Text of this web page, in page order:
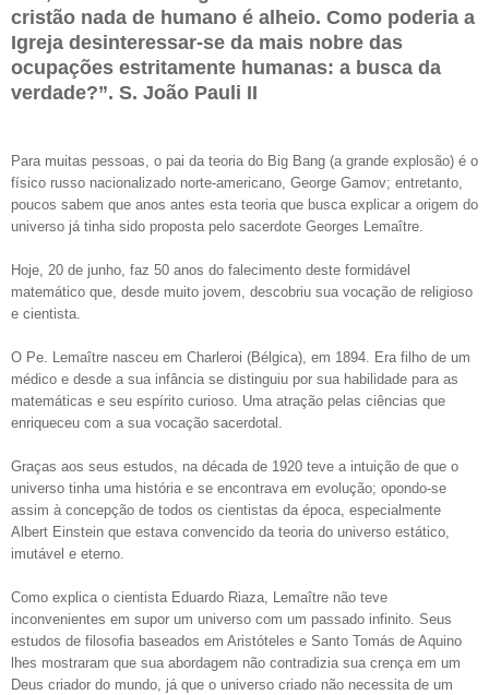
cristão nada de humano é alheio. Como poderia a
Igreja desinteressar-se da mais nobre das
ocupações estritamente humanas: a busca da
verdade?”. S. João Pauli II
Para muitas pessoas, o pai da teoria do Big Bang (a grande explosão) é o
físico russo nacionalizado norte-americano, George Gamov; entretanto,
poucos sabem que anos antes esta teoria que busca explicar a origem do
universo já tinha sido proposta pelo sacerdote Georges Lemaître.
Hoje, 20 de junho, faz 50 anos do falecimento deste formidável
matemático que, desde muito jovem, descobriu sua vocação de religioso
e cientista.
O Pe. Lemaître nasceu em Charleroi (Bélgica), em 1894. Era filho de um
médico e desde a sua infância se distinguiu por sua habilidade para as
matemáticas e seu espírito curioso. Uma atração pelas ciências que
enriqueceu com a sua vocação sacerdotal.
Graças aos seus estudos, na década de 1920 teve a intuição de que o
universo tinha uma história e se encontrava em evolução; opondo-se
assim à concepção de todos os cientistas da época, especialmente
Albert Einstein que estava convencido da teoria do universo estático,
imutável e eterno.
Como explica o cientista Eduardo Riaza, Lemaître não teve
inconvenientes em supor um universo com um passado infinito. Seus
estudos de filosofia baseados em Aristóteles e Santo Tomás de Aquino
lhes mostraram que sua abordagem não contradizia sua crença em um
Deus criador do mundo, já que o universo criado não necessita de um